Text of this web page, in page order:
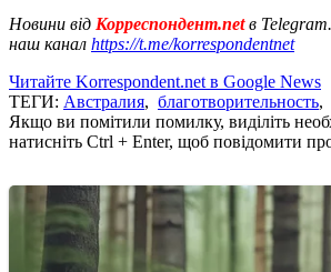
Новини від Корреспондент.netв
наш канал https://t.me/korrespondentnet
Читайте Korrespondent.net в Google News
ТЕГИ: Австралия, благотворительность,
Якщо ви помітили помилку, виділіть
натисніть Ctrl + Enter, щоб повідомити